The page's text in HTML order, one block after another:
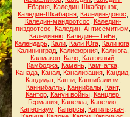
Ебарня Каледин-Шкабарнюк
Каледин-Шкабарня Каледин-донос
Каледин-мандоотсос
Каледин-
пиздоотсос
Каледин. Антисемитизм
Калединню, Каледин— ГеБе,
Календарь Кали Кали Юга Кали юга
Калининград Калифорния Калиюга
Калмаков, Кало, Калюжный,
Камбоджа Камень Камчатка
Канада Канал Канализация Кандид
Кандидат, Канзи, Каннибализм
Каннибаллы, Каннибалы, Кант,
Кантор, Канун войны, Канцлер.
Германия Капелла Капелло
Капернаум
Каперсы Капильская